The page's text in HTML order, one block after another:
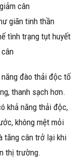
cân
giãn tinh thần
tình trạng tụt huyết
đào thải độc tố
thanh sạch hơn.
khả năng thải độc,
không mệt mỏi
tăng cân trở lại khi
thị trường.